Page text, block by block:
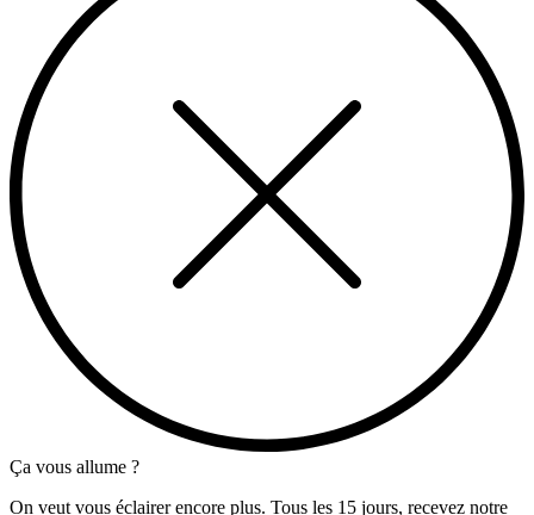
Ça vous allume ?
On veut vous éclairer encore plus. Tous les 15 jours, recevez notre